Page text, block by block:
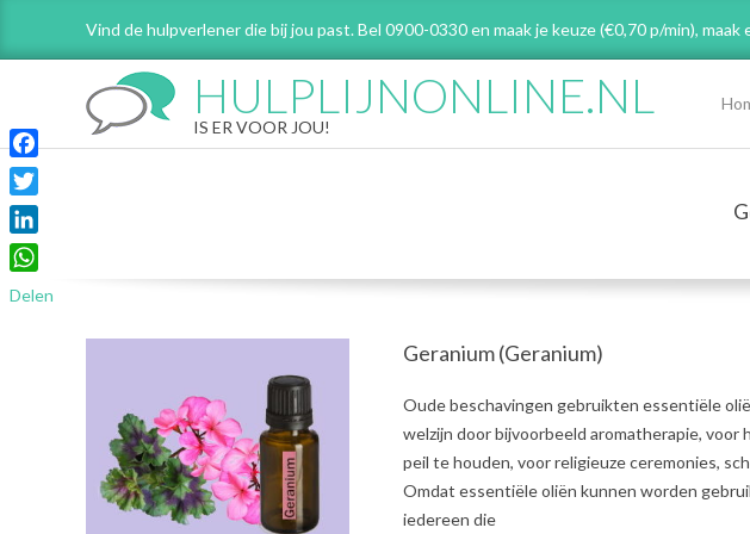
Vind de hulpverlener die bij jou past. Bel 0900-0330 en maak je keuze (€0,70 p/min), maak
HULPLIJNONLINE.NL
IS ER VOOR JOU!
Menu
Geranium (Geranium)
2021-
07-
Oude beschavingen gebruikten essentiële
welzijn door bijvoorbeeld aromatherapie, voor
peil te houden, voor religieuze ceremonies,
Omdat essentiële oliën kunnen worden
iedereen die
Facebook
Twitter
LinkedIn
WhatsApp
Delen